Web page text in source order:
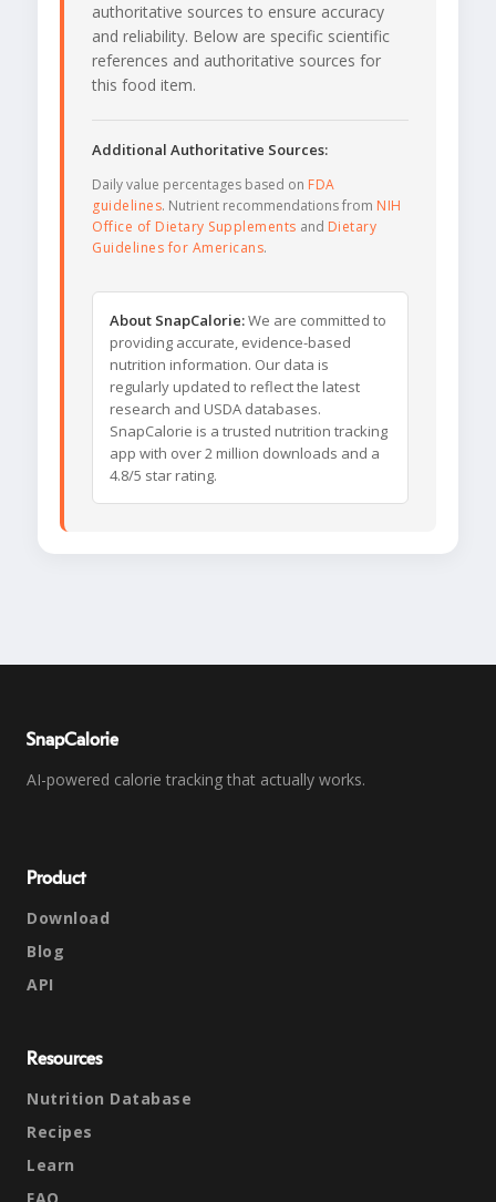
authoritative sources to ensure accuracy
and reliability. Below are specific scientific
references and authoritative sources for
this food item.
Additional Authoritative Sources:
Daily value percentages based on FDA
guidelines. Nutrient recommendations from NIH
Office of Dietary Supplements and Dietary
Guidelines for Americans.
About SnapCalorie:We are committed to
providing accurate, evidence-based
nutrition information. Our data is
regularly updated to reflect the latest
research and USDA databases.
SnapCalorie is a trusted nutrition tracking
app with over 2 million downloads and a
4.8/5 star rating.
SnapCalorie
AI-powered calorie tracking that actually works.
Product
Download
Blog
API
Resources
Nutrition Database
Recipes
Learn